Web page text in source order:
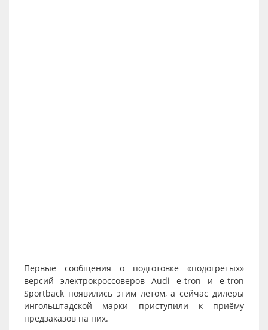
Первые сообщения о подготовке «подогретых»
версий электрокроссоверов Audi e-tron и e-tron
Sportback появились этим летом, а сейчас дилеры
ингольштадской марки приступили к приёму
предзаказов на них.